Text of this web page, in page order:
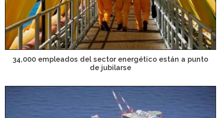
34,000 empleados del sector energético están a punto
de jubilarse